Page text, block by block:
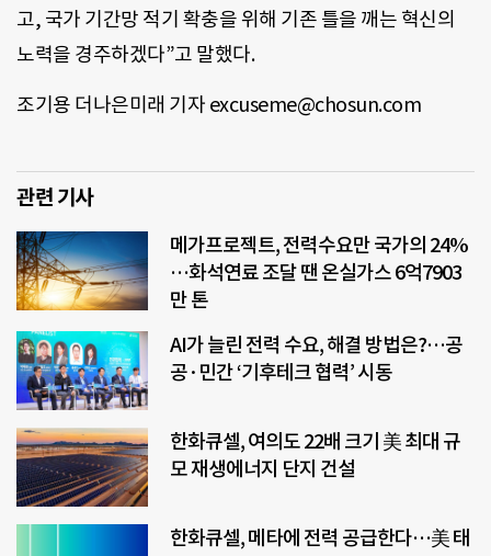
고, 국가 기간망 적기 확충을 위해 기존 틀을 깨는 혁신의
노력을 경주하겠다”고 말했다.
조기용 더나은미래 기자 excuseme@chosun.com
관련 기사
메가프로젝트, 전력수요만 국가의 24%
…화석연료 조달 땐 온실가스 6억7903
만 톤
AI가 늘린 전력 수요, 해결 방법은?…공
공·민간 ‘기후테크 협력’ 시동
한화큐셀, 여의도 22배 크기 美 최대 규
모 재생에너지 단지 건설
한화큐셀, 메타에 전력 공급한다…美 태